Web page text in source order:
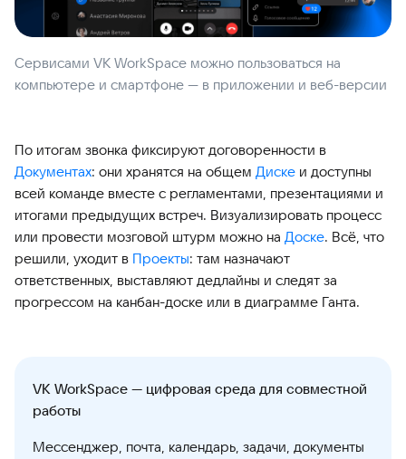
Сервисами VK WorkSpace можно пользоваться на
компьютере и смартфоне — в приложении и веб-версии
По итогам звонка фиксируют договоренности в
Документах: они хранятся на общем Диске и доступны
всей команде вместе с регламентами, презентациями и
итогами предыдущих встреч. Визуализировать процесс
или провести мозговой штурм можно на Доске. Всё, что
решили, уходит в Проекты: там назначают
ответственных, выставляют дедлайны и следят за
прогрессом на канбан-доске или в диаграмме Ганта.
VK WorkSpace — цифровая среда для совместной
работы
Мессенджер, почта, календарь, задачи, документы